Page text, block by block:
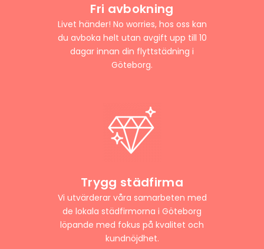
Fri avbokning
Livet händer! No worries, hos oss kan
du avboka helt utan avgift upp till 10
dagar innan din flyttstädning i
Göteborg.
Trygg städfirma
Vi utvärderar våra samarbeten med
de lokala städfirmorna i Göteborg
löpande med fokus på kvalitet och
kundnöjdhet.